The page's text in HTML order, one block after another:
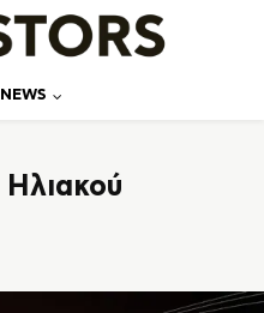
NEWS